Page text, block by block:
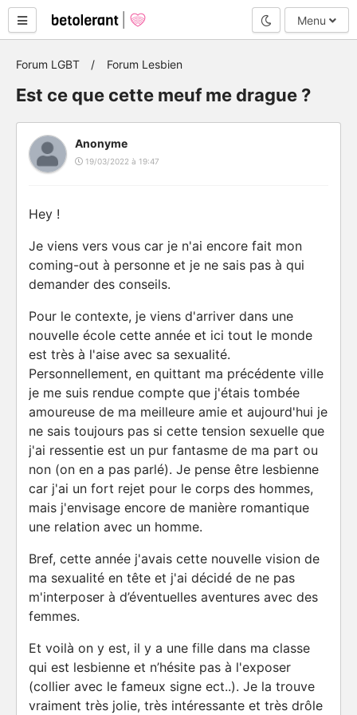
Mode nuit
Menu
Forum LGBT Forum Lesbien
Est ce que cette meuf me drague ?
Anonyme
19/03/2022 à 19:47
Hey !
Je viens vers vous car je n'ai encore fait mon
coming-out à personne et je ne sais pas à qui
demander des conseils.
Pour le contexte, je viens d'arriver dans une
nouvelle école cette année et ici tout le monde
est très à l'aise avec sa sexualité.
Personnellement, en quittant ma précédente ville
je me suis rendue compte que j'étais tombée
amoureuse de ma meilleure amie et aujourd'hui je
ne sais toujours pas si cette tension sexuelle que
j'ai ressentie est un pur fantasme de ma part ou
non (on en a pas parlé). Je pense être lesbienne
car j'ai un fort rejet pour le corps des hommes,
mais j'envisage encore de manière romantique
une relation avec un homme.
Bref, cette année j'avais cette nouvelle vision de
ma sexualité en tête et j'ai décidé de ne pas
m'interposer à d’éventuelles aventures avec des
femmes.
Et voilà on y est, il y a une fille dans ma classe
qui est lesbienne et n’hésite pas à l'exposer
(collier avec le fameux signe ect..). Je la trouve
vraiment très jolie, très intéressante et très drôle